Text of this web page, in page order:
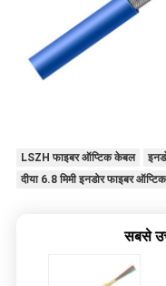
LSZH फाइबर ऑप्टिक केबल
दीया 6.8 मिमी इनडोर फाइबर
सबसे